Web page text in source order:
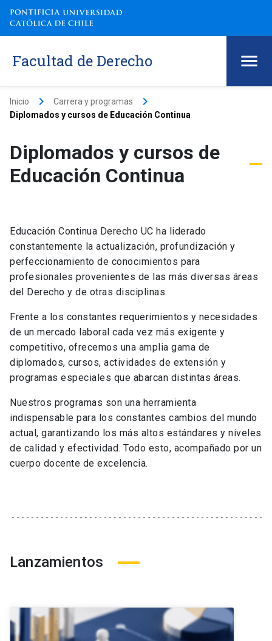
Facultad de Derecho
Inicio keyboard_arrow_right Carrera y programas keyboard_arrow_right
Diplomados y cursos de Educación Continua
Diplomados y cursos de
Educación Continua
Educación Continua Derecho UC ha liderado
constantemente la actualización, profundización y
perfeccionamiento de conocimientos para
profesionales provenientes de las más diversas áreas
del Derecho y de otras disciplinas.
Frente a los constantes requerimientos y necesidades
de un mercado laboral cada vez más exigente y
competitivo, ofrecemos una amplia gama de
diplomados, cursos, actividades de extensión y
programas especiales que abarcan distintas áreas.
Nuestros programas son una herramienta
indispensable para los constantes cambios del mundo
actual, garantizando los más altos estándares y niveles
de calidad y efectividad. Todo esto, acompañado por un
cuerpo docente de excelencia.
Lanzamientos